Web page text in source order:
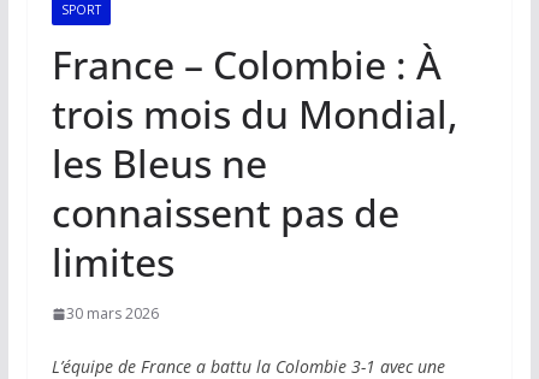
SPORT
France – Colombie : À
trois mois du Mondial,
les Bleus ne
connaissent pas de
limites
30 mars 2026
L’équipe de France a battu la Colombie 3-1 avec une